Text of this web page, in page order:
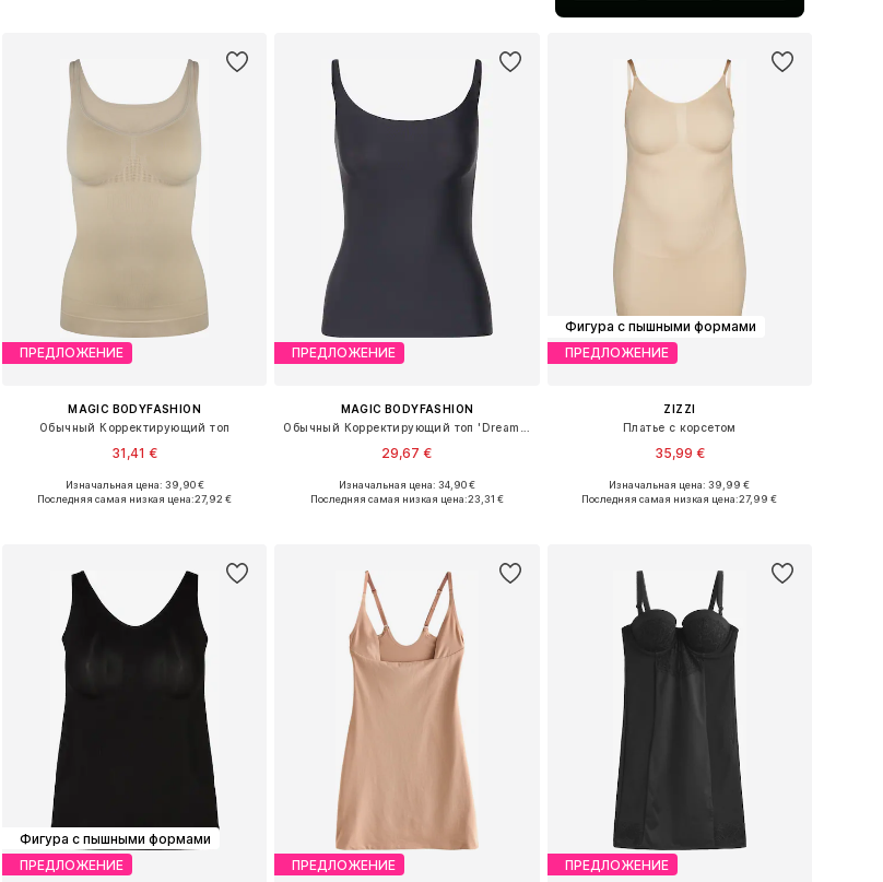
ПРЕДЛОЖЕНИЕ
MAGIC BODYFASHION
Обычный Корректирующий топ
31,41 €
Доступные размеры: S, M, L, XL, XXL
Изначальная цена: 39,90 €
Последняя самая низкая цена:27,92 €
ПРЕДЛОЖЕНИЕ
MAGIC BODYFASHION
29,67 €
Доступные размеры: S, M, L, XL, XXL
Изначальная цена: 34,90 €
Последняя самая низкая цена:23,31 €
Фигура с пышными формами
ПРЕДЛОЖЕНИЕ
ZIZZI
Платье с корсетом
35,99 €
Доступные размеры: XXL-XXXL, 6XL-7XL
Изначальная цена: 39,99 €
Последняя самая низкая цена:27,99 €
Фигура с пышными формами
ПРЕДЛОЖЕНИЕ
ПРЕДЛОЖЕНИЕ ПРЕДЛОЖЕНИЕ